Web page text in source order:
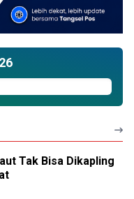
Tak Bisa Dikapling